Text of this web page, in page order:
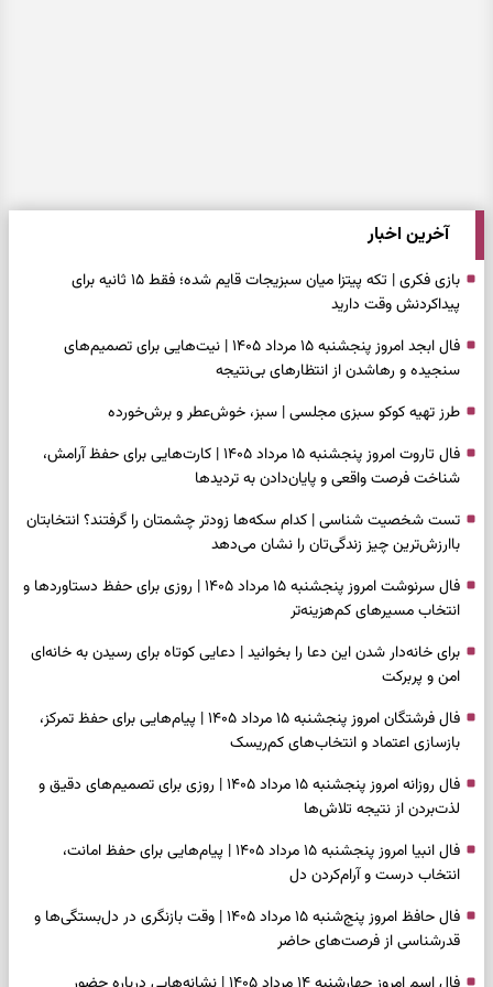
آخرین اخبار
بازی فکری | تکه پیتزا میان سبزیجات قایم شده؛ فقط ۱۵ ثانیه برای
پیداکردنش وقت دارید
فال ابجد امروز پنجشنبه ۱۵ مرداد ۱۴۰۵ | نیت‌هایی برای تصمیم‌های
سنجیده و رهاشدن از انتظارهای بی‌نتیجه
طرز تهیه کوکو سبزی مجلسی | سبز، خوش‌عطر و برش‌خورده
فال تاروت امروز پنجشنبه ۱۵ مرداد ۱۴۰۵ | کارت‌هایی برای حفظ آرامش،
شناخت فرصت واقعی و پایان‌دادن به تردیدها
تست شخصیت شناسی | کدام سکه‌ها زودتر چشمتان را گرفتند؟ انتخابتان
باارزش‌ترین چیز زندگی‌تان را نشان می‌دهد
فال سرنوشت امروز پنجشنبه ۱۵ مرداد ۱۴۰۵ | روزی برای حفظ دستاوردها و
انتخاب مسیرهای کم‌هزینه‌تر
برای خانه‌دار شدن این دعا را بخوانید | دعایی کوتاه برای رسیدن به خانه‌ای
امن و پربرکت
فال فرشتگان امروز پنجشنبه ۱۵ مرداد ۱۴۰۵ | پیام‌هایی برای حفظ تمرکز،
بازسازی اعتماد و انتخاب‌های کم‌ریسک
فال روزانه امروز پنجشنبه ۱۵ مرداد ۱۴۰۵ | روزی برای تصمیم‌های دقیق و
لذت‌بردن از نتیجه تلاش‌ها
فال انبیا امروز پنجشنبه ۱۵ مرداد ۱۴۰۵ | پیام‌هایی برای حفظ امانت،
انتخاب درست و آرام‌کردن دل
فال حافظ امروز پنج‌شنبه ۱۵ مرداد ۱۴۰۵ | وقت بازنگری در دل‌بستگی‌ها و
قدرشناسی از فرصت‌های حاضر